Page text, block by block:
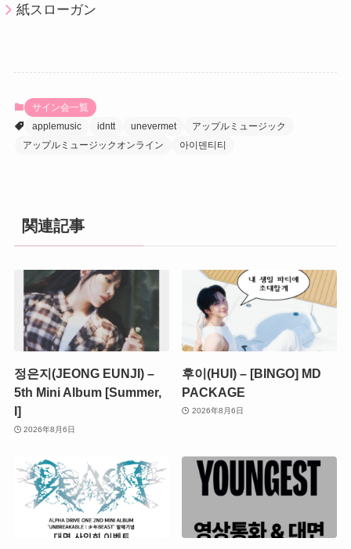
紙スローガン
サイン会一覧
applemusic
idntt unevermet
アップルミュージック
アップルミュージックオンライン
아이덴티티
関連記事
정은지(JEONG EUNJI) –
5th Mini Album [Summer,
I]
2026年8月6日
후이(HUI) – [BINGO] MD
PACKAGE
2026年8月6日